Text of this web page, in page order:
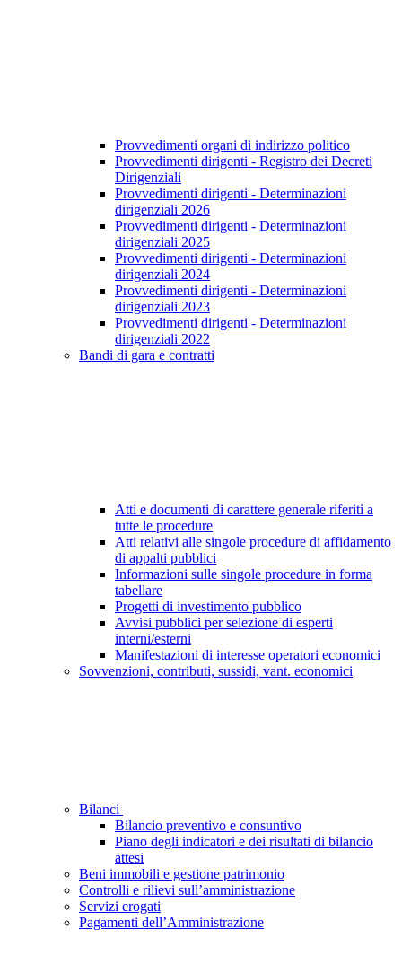
Provvedimenti organi di indirizzo politico
Provvedimenti dirigenti - Registro dei Decreti
Dirigenziali
Provvedimenti dirigenti - Determinazioni
dirigenziali 2026
Provvedimenti dirigenti - Determinazioni
dirigenziali 2025
Provvedimenti dirigenti - Determinazioni
dirigenziali 2024
Provvedimenti dirigenti - Determinazioni
dirigenziali 2023
Provvedimenti dirigenti - Determinazioni
dirigenziali 2022
Bandi di gara e contratti
Atti e documenti di carattere generale riferiti a
tutte le procedure
Atti relativi alle singole procedure di affidamento
di appalti pubblici
Informazioni sulle singole procedure in forma
tabellare
Progetti di investimento pubblico
Avvisi pubblici per selezione di esperti
interni/esterni
Manifestazioni di interesse operatori economici
Sovvenzioni, contributi, sussidi, vant. economici
Bilanci
Bilancio preventivo e consuntivo
Piano degli indicatori e dei risultati di bilancio
attesi
Beni immobili e gestione patrimonio
Controlli e rilievi sull’amministrazione
Servizi erogati
Pagamenti dell’Amministrazione